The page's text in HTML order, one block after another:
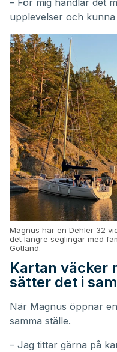
– För mig handlar det
upplevelser och
Magnus har en Dehler 32
det längre seglingar med
Gotland.
Kartan väcker
sätter det i
När Magnus öppnar
samma ställe.
– Jag tittar gärna på